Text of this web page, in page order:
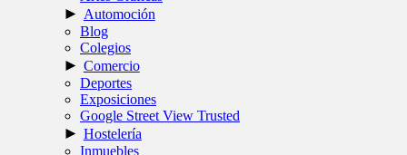
► Automoción
Blog
Colegios
► Comercio
Deportes
Exposiciones
Google Street View Trusted
► Hostelería
Inmuebles